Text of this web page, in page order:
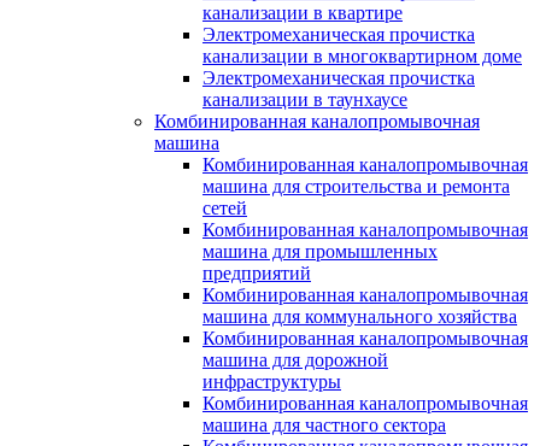
канализации в квартире
Электромеханическая прочистка
канализации в многоквартирном доме
Электромеханическая прочистка
канализации в таунхаусе
Комбинированная каналопромывочная
машина
Комбинированная каналопромывочная
машина для строительства и ремонта
сетей
Комбинированная каналопромывочная
машина для промышленных
предприятий
Комбинированная каналопромывочная
машина для коммунального хозяйства
Комбинированная каналопромывочная
машина для дорожной
инфраструктуры
Комбинированная каналопромывочная
машина для частного сектора